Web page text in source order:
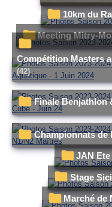
10km du
Meeting Mitry-
Compétition Masters
(42)
Finale
Championnats
JAN Ete
Stage
Marché de